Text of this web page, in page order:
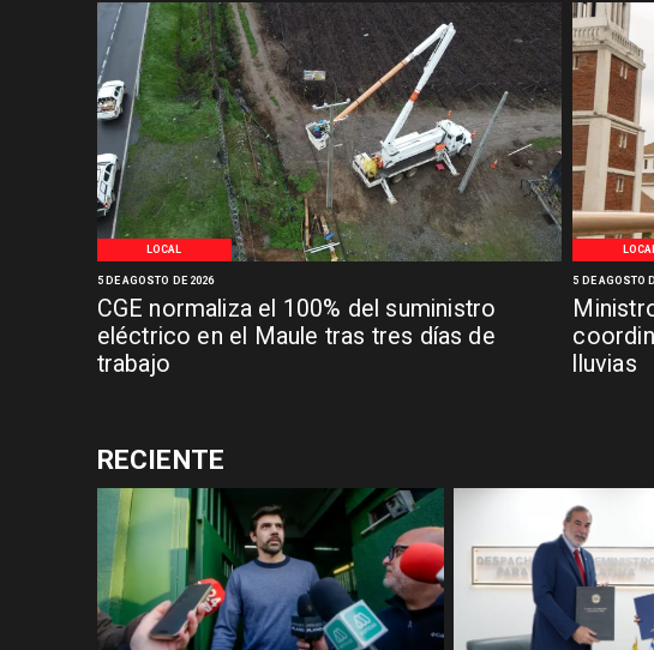
LOCAL
CGE normaliza el 100% del suministro
eléctrico en el Maule tras tres días de
trabajo
5 DE AGOSTO DE 2026
LOCAL
lluvias
5 DE AGOSTO
RECIENTE